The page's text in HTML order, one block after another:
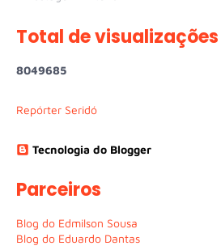
Total de
8049685
Repórter Seridó
Tecnologia do Blogger
Parceiros
Blog do Edmilson Sousa
Blog do Eduardo Dantas